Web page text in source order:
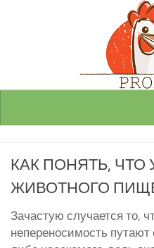
КАК ПОНЯТЬ,
ЖИВОТНОГО
Зачастую случается то,
непереносимость путают